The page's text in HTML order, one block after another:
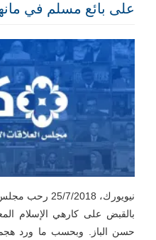
على بائع مسلم في
نيويورك، 25/7/2018
بالقبض على كارهي الإسلام
حسن الباز. وبحسب ما ورد هجم